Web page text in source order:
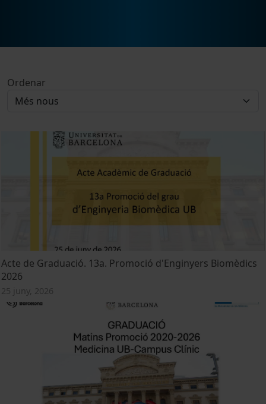
Ordenar
Acte de Graduació. 13a. Promoció d'Enginyers Biomèdics
2026
25 juny, 2026